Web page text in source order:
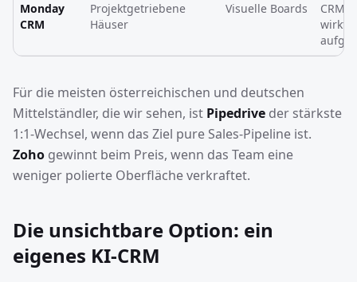
Monday
CRM
Projektgetriebene
Häuser
Visuelle Boards
CRM-
wirkt
Für die meisten österreichischen und deutschen
Mittelständler, die wir sehen, ist Pipedrive der stärkste
1:1-Wechsel, wenn das Ziel pure Sales-Pipeline ist.
Zoho gewinnt beim Preis, wenn das Team eine
weniger polierte Oberfläche verkraftet.
Die unsichtbare Option: ein
eigenes KI-CRM